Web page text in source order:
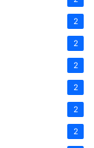
2
2
2
2
2
2